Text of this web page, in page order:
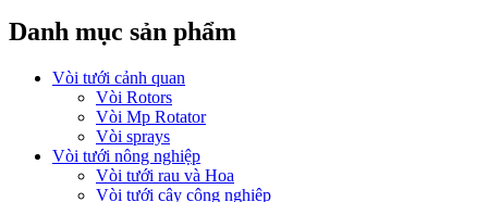
Danh mục sản phẩm
Vòi tưới cảnh quan
Vòi Rotors
Vòi Mp Rotator
Vòi sprays
Vòi tưới nông nghiệp
Vòi tưới rau và Hoa
Vòi tưới cây công nghiệp